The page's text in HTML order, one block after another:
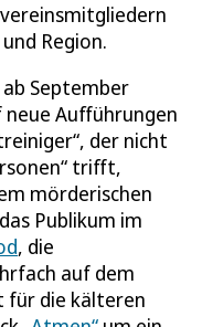
Region.
September
Aufführungen
der nicht
trifft,
mörderischen
Publikum im
, die
auf dem
für die kälteren